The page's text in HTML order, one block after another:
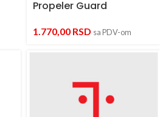
Propeler Guard
1.770,00 RSD sa PDV-om